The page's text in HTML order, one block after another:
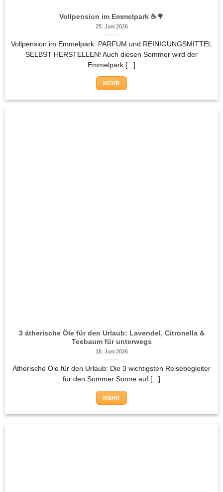
Vollpension im Emmelpark ☕🌳
25. Juni 2026
Vollpension im Emmelpark: PARFUM und REINIGUNGSMITTEL
SELBST HERSTELLEN! Auch diesen Sommer wird der
Emmelpark [...]
MEHR
3 ätherische Öle für den Urlaub: Lavendel, Citronella &
Teebaum für unterwegs
18. Juni 2026
Ätherische Öle für den Urlaub: Die 3 wichtigsten Reisebegleiter
für den Sommer Sonne auf [...]
MEHR